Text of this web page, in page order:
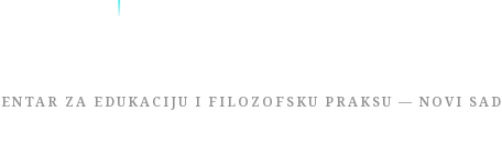
ZA EDUKACIJU I FILOZOFSKU PRAKSU — NOVI SAD